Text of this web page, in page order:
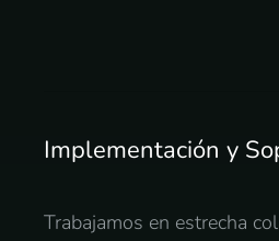
Implementación y
Trabajamos en estrecha